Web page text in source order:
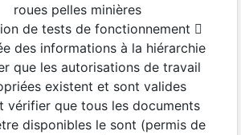
roues pelles minières
de tests de fonctionnement 
des informations à la hiérarchie
que les autorisations de travail
existent et sont valides
vérifier que tous les documents
disponibles le sont (permis de